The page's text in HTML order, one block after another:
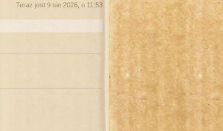
Teraz jest 9 sie 2026, o 11:53